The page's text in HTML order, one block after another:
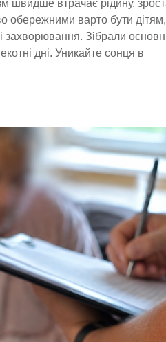
швидше втрачає рідину,
обережними варто бути дітям,
захворювання. Зібрали
дні. Уникайте сонця в